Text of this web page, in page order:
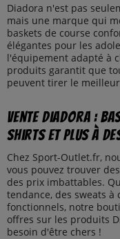
Diadora n'est pas
mais une marque qui
baskets de course
élégantes pour les
l'équipement adapté à
produits garantit que
peuvent tirer le
Vente Diadora :
shirts et plus à
Chez Sport-Outlet.fr,
vous pouvez trouver
des prix imbattables.
tendance, des sweats
fonctionnels, notre
offres sur les produits
besoin d'être chers !